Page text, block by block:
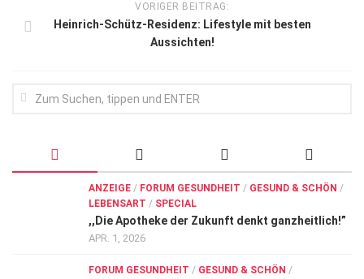
Hören
VORIGER BEITRAG:
Heinrich-Schütz-Residenz: Lifestyle mit besten
Aussichten!
ANZEIGE / FORUM GESUNDHEIT / GESUND & SCHÖN /
LEBENSART / SPECIAL
,,Die Apotheke der Zukunft denkt ganzheitlich!”
APR. 1, 2026
FORUM GESUNDHEIT / GESUND & SCHÖN /